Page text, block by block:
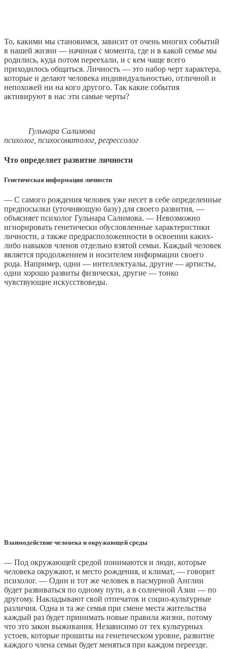
То, какими мы становимся, зависит от очень многих событий
в нашей жизни — начиная с момента, где и в какой семье мы
родились, куда потом переехали, и с кем чаще всего
приходилось общаться. Личность — это набор черт характера,
которые и делают человека индивидуальностью, отличной и
непохожей ни на кого другого. Так какие события
активируют в нас эти самые черты?
Гульнара Салимова
психолог, психосоматолог, регрессолог
Что определяет развитие личности
Генетическая информация личности
— С самого рождения человек уже несет в себе определенные
предпосылки (уточняющую базу) для своего развития, —
объясняет психолог Гульнара Салимова. — Невозможно
игнорировать генетически обусловленные характеристики
личности, а также предрасположенности в освоении каких-
либо навыков членов отдельно взятой семьи. Каждый человек
является продолжением и носителем информации своего
рода. Например, одни — интеллектуалы, другие — артисты,
одни хорошо развиты физически, другие — тонко
чувствующие искусствоведы.
Взаимодействие человека и окружающей среды
— Под окружающей средой понимаются и люди, которые
человека окружают, и место рождения, и климат, — говорит
психолог. — Один и тот же человек в пасмурной Англии
будет развиваться по одному пути, а в солнечной Азии — по
другому. Накладывают свой отпечаток и социо-культурные
различия. Одна и та же семья при смене места жительства
каждый раз будет принимать новые правила жизни, потому
что это закон выживания. Независимо от тех культурных
устоев, которые прошиты на генетическом уровне, развитие
каждого члена семьи будет меняться при каждом переезде.